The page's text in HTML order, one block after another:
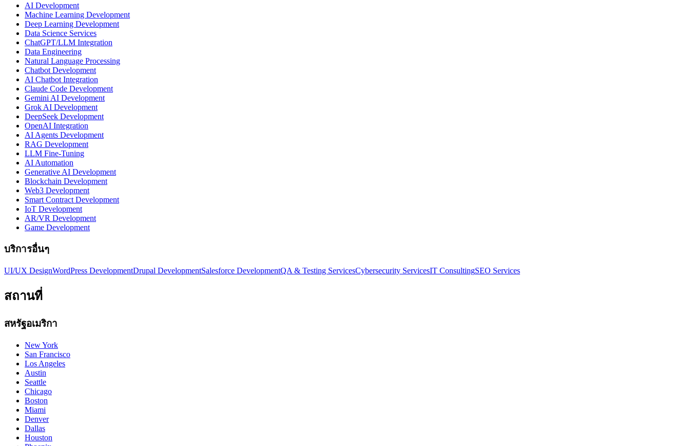
AI Development
Machine Learning Development
Deep Learning Development
Data Science Services
ChatGPT/LLM Integration
Data Engineering
Natural Language Processing
Chatbot Development
AI Chatbot Integration
Claude Code Development
Gemini AI Development
Grok AI Development
DeepSeek Development
OpenAI Integration
AI Agents Development
RAG Development
LLM Fine-Tuning
AI Automation
Generative AI Development
Blockchain Development
Web3 Development
Smart Contract Development
IoT Development
AR/VR Development
Game Development
บริการอื่นๆ
UI/UX DesignWordPress DevelopmentDrupal DevelopmentSalesforce DevelopmentQA & Testing ServicesCybersecurity ServicesIT ConsultingSEO Services
สถานที่
สหรัฐอเมริกา
New York
San Francisco
Los Angeles
Austin
Seattle
Chicago
Boston
Miami
Denver
Dallas
Houston